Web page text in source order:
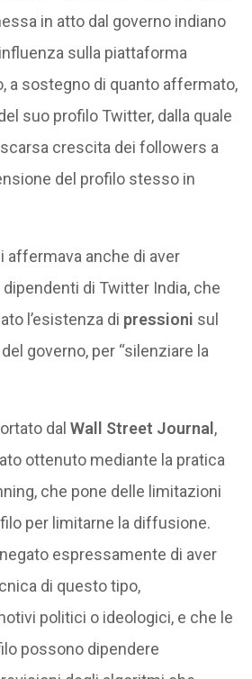
in atto dal governo indiano
sulla piattaforma
a sostegno di quanto affermato,
suo profilo Twitter, dalla quale
crescita dei followers a
del profilo stesso in
affermava anche di aver
di Twitter India, che
l’esistenza di pressioni sul
governo, per “silenziare la
dal Wall Street Journal ,
ottenuto mediante la pratica
che pone delle limitazioni
per limitarne la diffusione.
espressamente di aver
di questo tipo,
politici o ideologici, e che le
possono dipendere